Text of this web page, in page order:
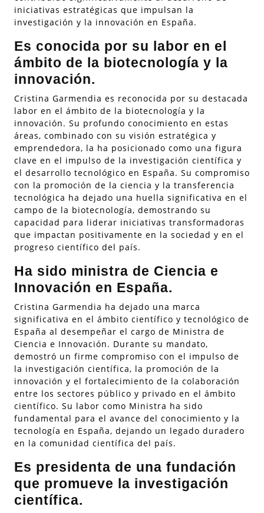
iniciativas estratégicas que impulsan la
investigación y la innovación en España.
Es conocida por su labor en el
ámbito de la biotecnología y la
innovación.
Cristina Garmendia es reconocida por su destacada
labor en el ámbito de la biotecnología y la
innovación. Su profundo conocimiento en estas
áreas, combinado con su visión estratégica y
emprendedora, la ha posicionado como una figura
clave en el impulso de la investigación científica y
el desarrollo tecnológico en España. Su compromiso
con la promoción de la ciencia y la transferencia
tecnológica ha dejado una huella significativa en el
campo de la biotecnología, demostrando su
capacidad para liderar iniciativas transformadoras
que impactan positivamente en la sociedad y en el
progreso científico del país.
Ha sido ministra de Ciencia e
Innovación en España.
Cristina Garmendia ha dejado una marca
significativa en el ámbito científico y tecnológico de
España al desempeñar el cargo de Ministra de
Ciencia e Innovación. Durante su mandato,
demostró un firme compromiso con el impulso de
la investigación científica, la promoción de la
innovación y el fortalecimiento de la colaboración
entre los sectores público y privado en el ámbito
científico. Su labor como Ministra ha sido
fundamental para el avance del conocimiento y la
tecnología en España, dejando un legado duradero
en la comunidad científica del país.
Es presidenta de una fundación
que promueve la investigación
científica.